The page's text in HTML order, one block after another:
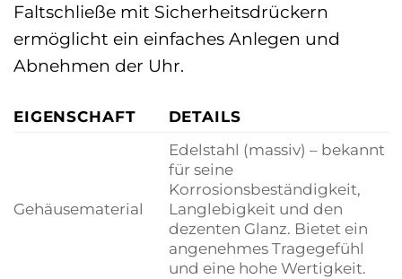
Faltschließe mit Sicherheitsdrückern
ermöglicht ein einfaches Anlegen und
Abnehmen der Uhr.
EIGENSCHAFT DETAILS
Gehäusematerial
Edelstahl (massiv) – bekannt
für seine
Korrosionsbeständigkeit,
Langlebigkeit und den
dezenten Glanz. Bietet ein
angenehmes Tragegefühl
und eine hohe Wertigkeit.